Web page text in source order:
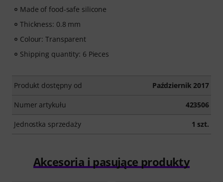
Made of food-safe silicone
Thickness: 0.8 mm
Colour: Transparent
Shipping quantity: 6 Pieces
Produkt dostępny od Październik 2017
Numer artykułu 423506
Jednostka sprzedaży 1 szt.
Akcesoria i pasujące produkty